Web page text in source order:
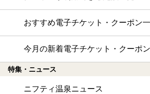
おすすめ電子チケット・クーポン
今月の新着電子チケット・クーポ
特集・ニュース
ニフティ温泉ニュース